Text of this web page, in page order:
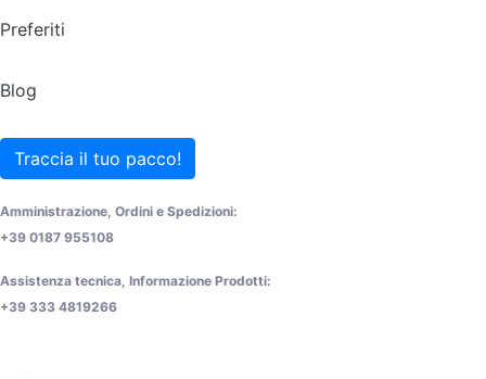
Preferiti
Blog
Traccia il tuo pacco!
Amministrazione, Ordini e Spedizioni:
+39 0187 955108
Assistenza tecnica, Informazione Prodotti:
+39 333 4819266